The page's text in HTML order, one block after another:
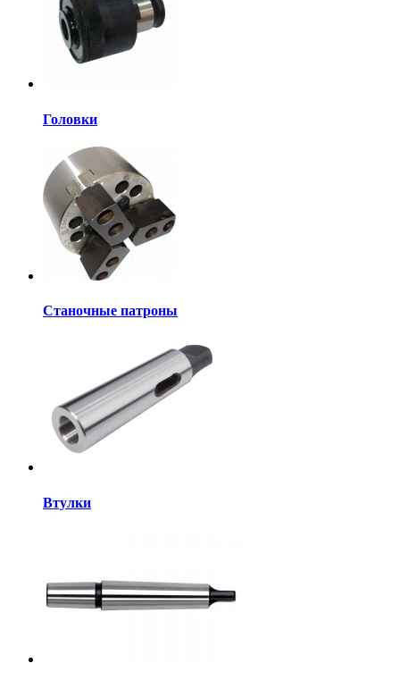
Головки
Станочные патроны
Втулки